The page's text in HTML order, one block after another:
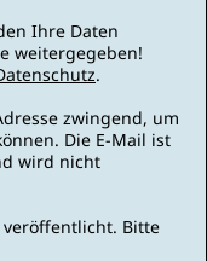
Ihre Daten
weitergegeben!
.
zwingend, um
Die E-Mail ist
wird nicht
Bitte